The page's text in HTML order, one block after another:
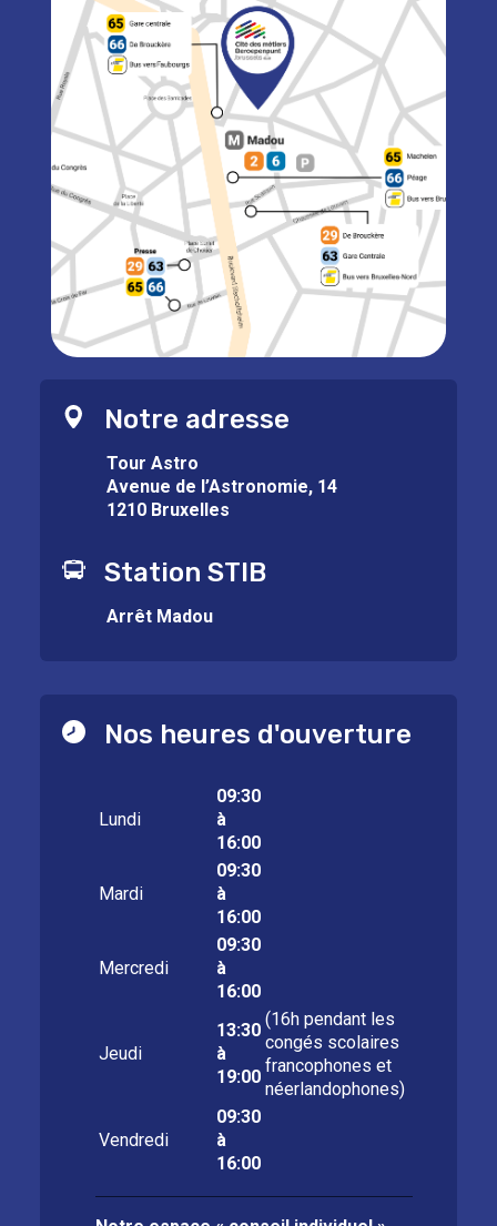
Notre adresse
Tour Astro
Avenue de l’Astronomie, 14
1210 Bruxelles
Station STIB
Arrêt Madou
Nos heures d'ouverture
Lundi
09:30
à
16:00
Mardi
09:30
à
16:00
Mercredi
09:30
à
16:00
Jeudi
13:30
à
19:00
(16h pendant les
congés scolaires
francophones et
néerlandophones)
Vendredi
09:30
à
16:00